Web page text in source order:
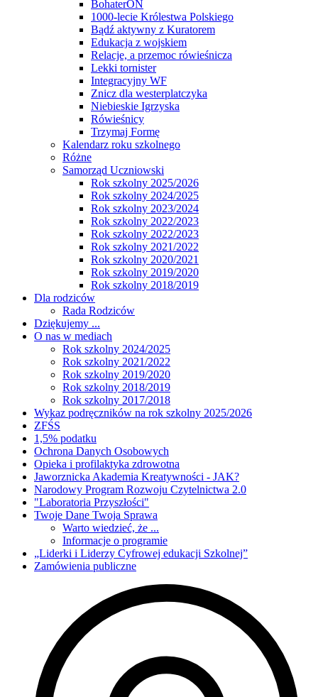
BohaterON
1000-lecie Królestwa Polskiego
Bądź aktywny z Kuratorem
Edukacja z wojskiem
Relacje, a przemoc rówieśnicza
Lekki tornister
Integracyjny WF
Znicz dla westerplatczyka
Niebieskie Igrzyska
Rówieśnicy
Trzymaj Formę
Kalendarz roku szkolnego
Różne
Samorząd Uczniowski
Rok szkolny 2025/2026
Rok szkolny 2024/2025
Rok szkolny 2023/2024
Rok szkolny 2022/2023
Rok szkolny 2022/2023
Rok szkolny 2021/2022
Rok szkolny 2020/2021
Rok szkolny 2019/2020
Rok szkolny 2018/2019
Dla rodziców
Rada Rodziców
Dziękujemy ...
O nas w mediach
Rok szkolny 2024/2025
Rok szkolny 2021/2022
Rok szkolny 2019/2020
Rok szkolny 2018/2019
Rok szkolny 2017/2018
Wykaz podręczników na rok szkolny 2025/2026
ZFŚS
1,5% podatku
Ochrona Danych Osobowych
Opieka i profilaktyka zdrowotna
Jaworznicka Akademia Kreatywności - JAK?
Narodowy Program Rozwoju Czytelnictwa 2.0
"Laboratoria Przyszłości"
Twoje Dane Twoja Sprawa
Warto wiedzieć, że ...
Informacje o programie
„Liderki i Liderzy Cyfrowej edukacji Szkolnej”
Zamówienia publiczne